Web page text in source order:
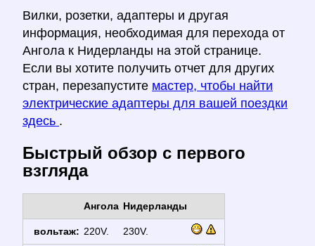
Вилки, розетки, адаптеры и другая
информация, необходимая для перехода от
Ангола к Нидерланды на этой странице.
Если вы хотите получить отчет для других
стран, перезапустите мастер, чтобы найти
электрические адаптеры для вашей поездки
здесь .
Быстрый обзор с первого
взгляда
Ангола Нидерланды
вольтаж: 220V. 230V.